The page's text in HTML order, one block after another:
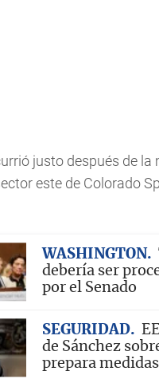
justo después de
este de Colorado
WASHINGTON
debería ser
por el Senado
SEGURIDAD
de Sánchez
prepara medidas